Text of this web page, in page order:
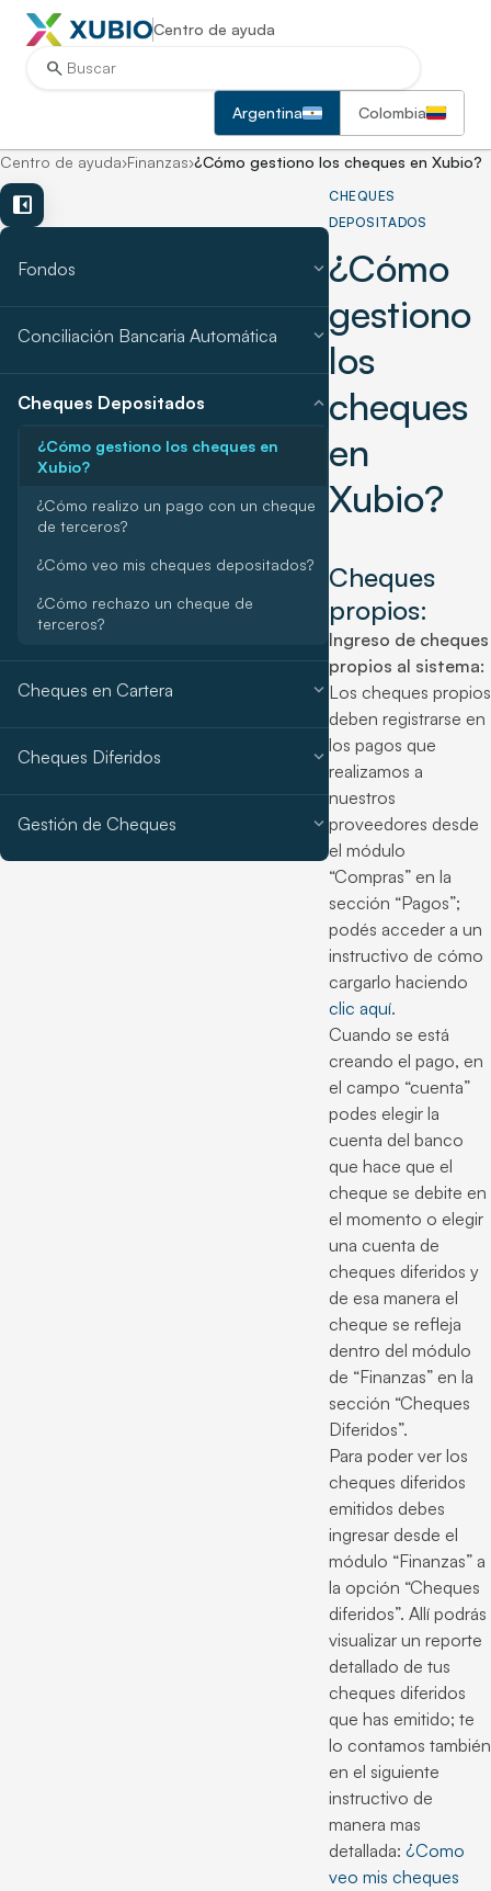
Centro de ayuda
search
Argentina Colombia
Centro de ayuda›Finanzas›¿Cómo gestiono los cheques en Xubio?
left_panel_close
Fondos expand_more
Conciliación Bancaria Automática expand_more
Cheques Depositados expand_more
¿Cómo gestiono los cheques en
Xubio?
¿Cómo realizo un pago con un cheque
de terceros?
¿Cómo veo mis cheques depositados?
¿Cómo rechazo un cheque de
terceros?
Cheques en Cartera expand_more
Cheques Diferidos expand_more
Gestión de Cheques expand_more
CHEQUES
DEPOSITADOS
¿Cómo
gestiono
los
cheques
en
Xubio?
Cheques
propios:
Ingreso de cheques
propios al sistema:
Los cheques propios
deben registrarse en
los pagos que
realizamos a
nuestros
proveedores desde
el módulo
“Compras” en la
sección “Pagos”;
podés acceder a un
instructivo de cómo
cargarlo haciendo
clic aquí.
Cuando se está
creando el pago, en
el campo “cuenta”
podes elegir la
cuenta del banco
que hace que el
cheque se debite en
el momento o elegir
una cuenta de
cheques diferidos y
de esa manera el
cheque se refleja
dentro del módulo
de “Finanzas” en la
sección “Cheques
Diferidos”.
Para poder ver los
cheques diferidos
emitidos debes
ingresar desde el
módulo “Finanzas” a
la opción “Cheques
diferidos”. Allí podrás
visualizar un reporte
detallado de tus
cheques diferidos
que has emitido; te
lo contamos también
en el siguiente
instructivo de
manera mas
detallada: ¿Como
veo mis cheques